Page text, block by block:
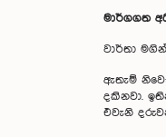
මාර්ගගත
වාර්තා
ඇතැම්
දකිනවා.
එවැනි